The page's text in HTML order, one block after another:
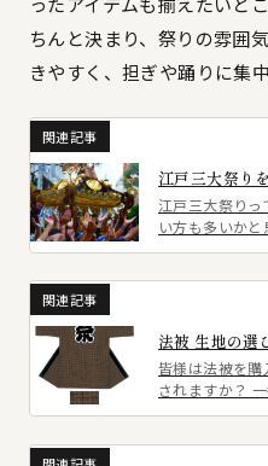
ちんと決まり、祭りの雰囲
きやすく、担ぎや踊りに集
関連記事
江戸三大祭り
江戸三大祭りっ
い方も多いか
関連記事
法被 生地の選
皆様は法被を
されますか？